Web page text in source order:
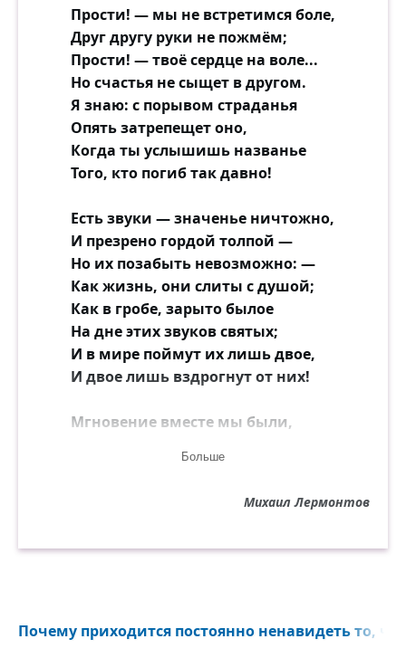
Прости! — мы не встретимся боле,
Друг другу руки не пожмём;
Прости! — твоё сердце на воле...
Но счастья не сыщет в другом.
Я знаю: с порывом страданья
Опять затрепещет оно,
Когда ты услышишь названье
Того, кто погиб так давно!
Есть звуки — значенье ничтожно,
И презрено гордой толпой —
Но их позабыть невозможно: —
Как жизнь, они слиты с душой;
Как в гробе, зарыто былое
На дне этих звуков святых;
И в мире поймут их лишь двое,
И двое лишь вздрогнут от них!
Мгновение вместе мы были,
Все чувства мы вдруг истощили,
Прости! — не жалей безрассудно,
Расстаться казалось нам трудно;
Больше
Михаил Лермонтов
Почему приходится постоянно ненавидеть то,